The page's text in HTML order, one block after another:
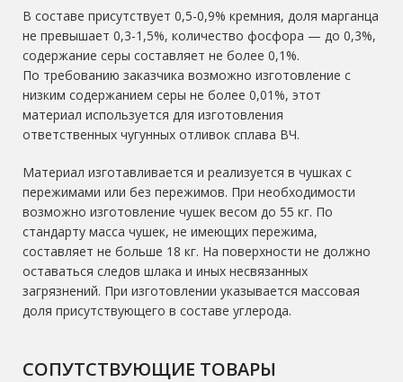
В составе присутствует 0,5-0,9% кремния, доля марганца
не превышает 0,3-1,5%, количество фосфора — до 0,3%,
содержание серы составляет не более 0,1%.
По требованию заказчика возможно изготовление с
низким содержанием серы не более 0,01%, этот
материал используется для изготовления
ответственных чугунных отливок сплава ВЧ.
Материал изготавливается и реализуется в чушках с
пережимами или без пережимов. При необходимости
возможно изготовление чушек весом до 55 кг. По
стандарту масса чушек, не имеющих пережима,
составляет не больше 18 кг. На поверхности не должно
оставаться следов шлака и иных несвязанных
загрязнений. При изготовлении указывается массовая
доля присутствующего в составе углерода.
СОПУТСТВУЮЩИЕ ТОВАРЫ